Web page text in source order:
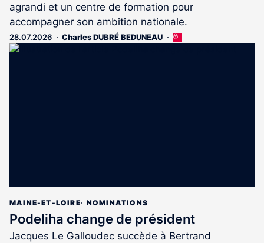
agrandi et un centre de formation pour
accompagner son ambition nationale.
28.07.2026 Charles DUBRÉ BEDUNEAU
Cet
MAINE-ET-LOIRE NOMINATIONS
Podeliha change de président
Jacques Le Galloudec succède à Bertrand